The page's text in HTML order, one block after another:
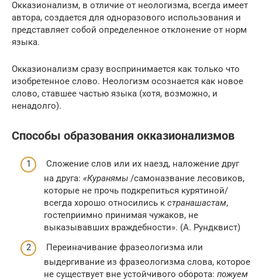
Окказионализм, в отличие от неологизма, всегда имеет
автора, создается для одноразового использования и
представляет собой определенное отклонение от норм
языка.
Окказионализм сразу воспринимается как только что
изобретенное слово. Неологизм осознается как новое
слово, ставшее частью языка (хотя, возможно, и
ненадолго).
Способы образования окказионализмов
Сложение слов или их наезд, наложение друг
на друга: «Куранямы /самоназвание лесовиков,
которые не прочь подкрепиться курятиной/
всегда хорошо относились к странашастам,
гостеприимно принимая чужаков, не
выказывавших враждебности». (А. Рундквист)
Переиначивание фразеологизма или
выдергивание из фразеологизма слова, которое
не существует вне устойчивого оборота: пожуем